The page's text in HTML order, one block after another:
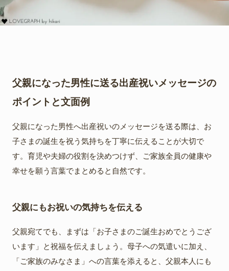
父親になった男性に送る出産祝いメッセージの
ポイントと文面例
父親になった男性へ出産祝いのメッセージを送る際は、お
子さまの誕生を祝う気持ちを丁寧に伝えることが大切で
す。育児や夫婦の役割を決めつけず、ご家族全員の健康や
幸せを願う言葉でまとめると自然です。
父親にもお祝いの気持ちを伝える
父親宛てでも、まずは「お子さまのご誕生おめでとうござ
います」と祝福を伝えましょう。母子への気遣いに加え、
「ご家族のみなさま」への言葉を添えると、父親本人にも